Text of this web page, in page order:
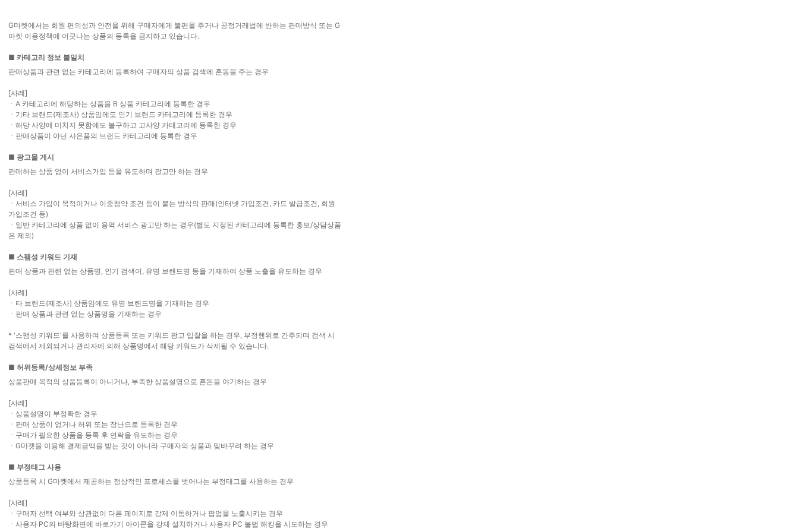
G마켓에서는 회원 편의성과 안전을 위해 구매자에게 불편을 주거나 공정거래법에 반하는 판매방식 또는 G
마켓 이용정책에 어긋나는 상품의 등록을 금지하고 있습니다.
■ 카테고리 정보 불일치
판매상품과 관련 없는 카테고리에 등록하여 구매자의 상품 검색에 혼동을 주는 경우
[사례]
ㆍ A 카테고리에 해당하는 상품을 B 상품 카테고리에 등록한 경우
ㆍ 기타 브랜드(제조사) 상품임에도 인기 브랜드 카테고리에 등록한 경우
ㆍ 해당 사양에 미치지 못함에도 불구하고 고사양 카테고리에 등록한 경우
ㆍ 판매상품이 아닌 사은품의 브랜드 카테고리에 등록한 경우
■ 광고물 게시
판매하는 상품 없이 서비스가입 등을 유도하며 광고만 하는 경우
[사례]
ㆍ 서비스 가입이 목적이거나 이중청약 조건 등이 붙는 방식의 판매(인터넷 가입조건, 카드 발급조건, 회원
가입조건 등)
ㆍ 일반 카테고리에 상품 없이 용역 서비스 광고만 하는 경우(별도 지정된 카테고리에 등록한 홍보/상담상품
은 제외)
■ 스팸성 키워드 기재
판매 상품과 관련 없는 상품명, 인기 검색어, 유명 브랜드명 등을 기재하여 상품 노출을 유도하는 경우
[사례]
ㆍ 타 브랜드(제조사) 상품임에도 유명 브랜드명을 기재하는 경우
ㆍ 판매 상품과 관련 없는 상품명을 기재하는 경우
* '스팸성 키워드'를 사용하여 상품등록 또는 키워드 광고 입찰을 하는 경우, 부정행위로 간주되며 검색 시
검색에서 제외되거나 관리자에 의해 상품명에서 해당 키워드가 삭제될 수 있습니다.
■ 허위등록/상세정보 부족
상품판매 목적의 상품등록이 아니거나, 부족한 상품설명으로 혼돈을 야기하는 경우
[사례]
ㆍ 상품설명이 부정확한 경우
ㆍ 판매 상품이 없거나 허위 또는 장난으로 등록한 경우
ㆍ 구매가 필요한 상품을 등록 후 연락을 유도하는 경우
ㆍ G마켓을 이용해 결제금액을 받는 것이 아니라 구매자의 상품과 맞바꾸려 하는 경우
■ 부정태그 사용
상품등록 시 G마켓에서 제공하는 정상적인 프로세스를 벗어나는 부정태그를 사용하는 경우
[사례]
ㆍ 구매자 선택 여부와 상관없이 다른 페이지로 강제 이동하거나 팝업을 노출시키는 경우
ㆍ 사용자 PC의 바탕화면에 바로가기 아이콘을 강제 설치하거나 사용자 PC 불법 해킹을 시도하는 경우